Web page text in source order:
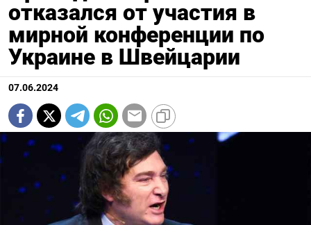
отказался от участия в
мирной конференции по
Украине в Швейцарии
07.06.2024